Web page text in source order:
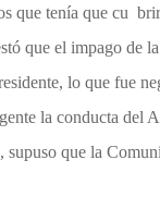
que tenía que cu
que el impago de
lo que fue
la conducta del
que la